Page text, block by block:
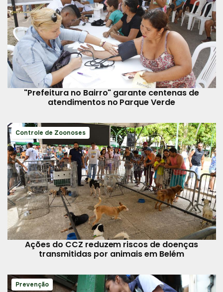
"Prefeitura no Bairro" garante centenas de
atendimentos no Parque Verde
Controle de Zoonoses
Ações do CCZ reduzem riscos de doenças
transmitidas por animais em Belém
Prevenção